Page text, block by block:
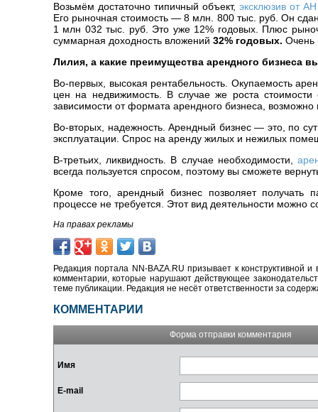
Возьмём достаточно типичный объект, эксклюзив от
Его рыночная стоимость — 8 млн. 800 тыс. руб. Он
1 млн 032 тыс. руб. Это уже 12% годовых. Плюс
суммарная доходность вложений 32% годовых. Очень
Лилия, а какие преимущества арендного бизнеса
Во-первых, высокая рентабельность. Окупаемость
цен на недвижимость. В случае же роста
зависимости от формата арендного бизнеса,
Во-вторых, надежность. Арендный бизнес — это, по
эксплуатации. Спрос на аренду жилых и нежилых
В-третьих, ликвидность. В случае необходимости,
всегда пользуется спросом, поэтому вы сможете
Кроме того, арендный бизнес позволяет получать
процессе не требуется. Этот вид деятельности можно
На правах рекламы
Редакция портала NN-BAZA.RU призывает к конструктивной
комментарии, которые нарушают действующее
теме публикации. Редакция не несёт ответственности за
КОММЕНТАРИИ
Форма отправки комментария
Имя
E-mail